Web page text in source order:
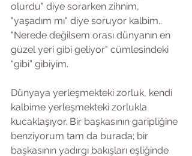
olurdu" diye sorarken zihnim,
"yaşadım mı" diye soruyor kalbim..
"Nerede değilsem orası dünyanın en
güzel yeri gibi geliyor" cümlesindeki
“gibi” gibiyim.
Dünyaya yerleşmekteki zorluk, kendi
kalbime yerleşmekteki zorlukla
kucaklaşıyor. Bir başkasının garipliğine
benziyorum tam da burada; bir
başkasının yadırgı bakışları eşliğinde